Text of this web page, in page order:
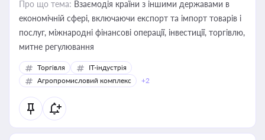
Про що тема: Взаємодія країни з іншими державами в
економічній сфері, включаючи експорт та імпорт товарів і
послуг, міжнародні фінансові операції, інвестиції, торгівлю,
митне регулювання
Торгівля
IT-індустрія
Агропромисловий комплекс
+2